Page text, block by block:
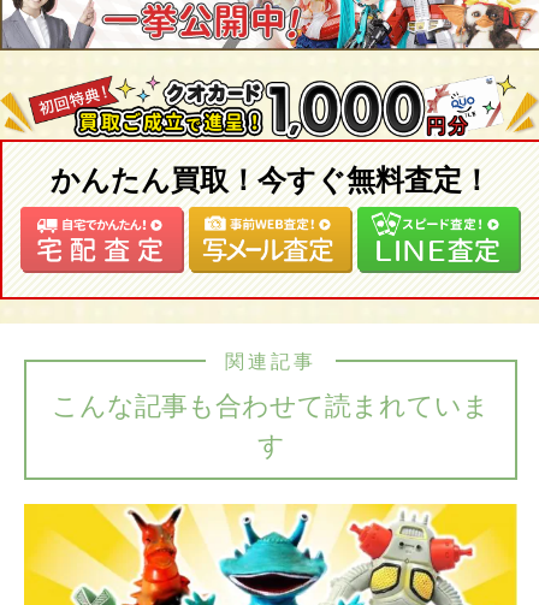
かんたん買取！今すぐ無料査定！
こんな記事も合わせて読まれていま
す
関連記事